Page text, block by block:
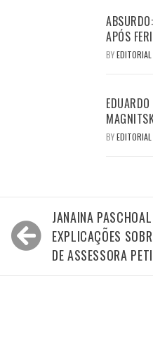
APÓS
BY
BY
Navegação
de
Post
JANAINA
EXPLICAÇÕES
DE ASSESSORA